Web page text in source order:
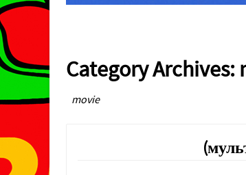
Category Archives:
movie